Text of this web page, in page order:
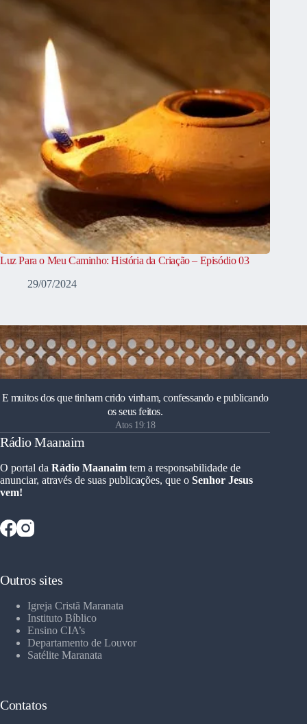
Luz Para o Meu Caminho: História da Criação – Episódio 03
29/07/2024
E muitos dos que tinham crido vinham, confessando e publicando
os seus feitos.
Atos 19:18
Rádio Maanaim
O portal da Rádio Maanaim tem a responsabilidade de
anunciar, através de suas publicações, que o Senhor Jesus
vem!
Outros sites
Igreja Cristã Maranata
Instituto Bíblico
Ensino CIA’s
Departamento de Louvor
Satélite Maranata
Contatos